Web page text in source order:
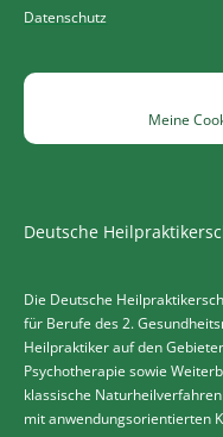
Datenschutz
Meine
Deutsche
Die Deutsche
für Berufe des 2.
Heilpraktiker auf den
Psychotherapie sowie
klassische
mit anwendungsorientierten